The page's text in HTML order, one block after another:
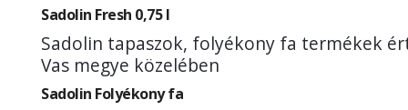
Sadolin Fresh 0,75 l
Sadolin tapaszok, folyékony fa termékek
Vas megye közelében
Sadolin Folyékony fa